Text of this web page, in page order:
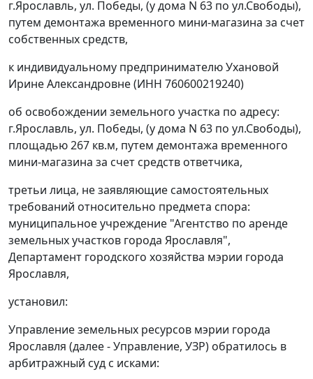
г.Ярославль, ул. Победы, (у дома N 63 по ул.Свободы),
путем демонтажа временного мини-магазина за счет
собственных средств,
к индивидуальному предпринимателю Ухановой
Ирине Александровне (ИНН 760600219240)
об освобождении земельного участка по адресу:
г.Ярославль, ул. Победы, (у дома N 63 по ул.Свободы),
площадью 267 кв.м, путем демонтажа временного
мини-магазина за счет средств ответчика,
третьи лица, не заявляющие самостоятельных
требований относительно предмета спора:
муниципальное учреждение "Агентство по аренде
земельных участков города Ярославля",
Департамент городского хозяйства мэрии города
Ярославля,
установил:
Управление земельных ресурсов мэрии города
Ярославля (далее - Управление, УЗР) обратилось в
арбитражный суд с исками: